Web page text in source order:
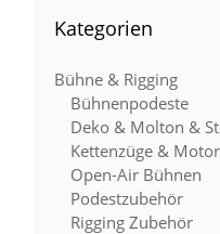
Kategorien
Bühne & Rigging
Bühnenpodeste
Deko & Molton &
Kettenzüge &
Open-Air Bühnen
Podestzubehör
Rigging Zubehör